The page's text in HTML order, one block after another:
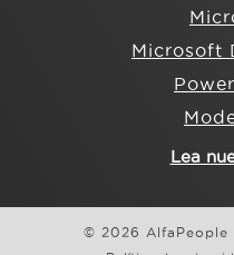
Microsoft
Lea
© 2026 AlfaPeople